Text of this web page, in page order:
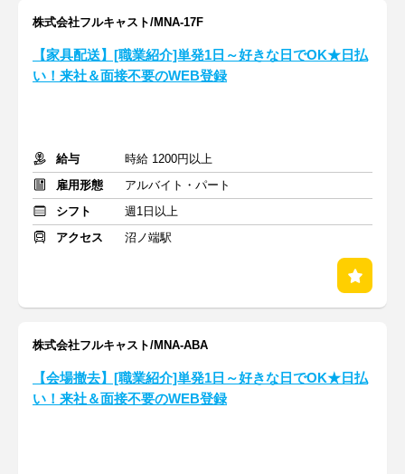
株式会社フルキャスト/MNA-17F
【家具配送】[職業紹介]単発1日～好きな日でOK★日払
い！来社＆面接不要のWEB登録
給与
時給 1200円以上
雇用形態
アルバイト・パート
シフト
週1日以上
アクセス
沼ノ端駅
株式会社フルキャスト/MNA-ABA
【会場撤去】[職業紹介]単発1日～好きな日でOK★日払
い！来社＆面接不要のWEB登録